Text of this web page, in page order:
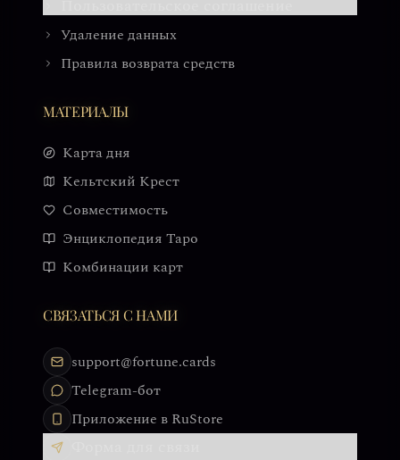
Удаление данных
Правила возврата средств
МАТЕРИАЛЫ
Карта дня
Кельтский Крест
Совместимость
Энциклопедия Таро
Комбинации карт
СВЯЗАТЬСЯ С НАМИ
support@fortune.cards
Telegram-бот
Приложение в RuStore